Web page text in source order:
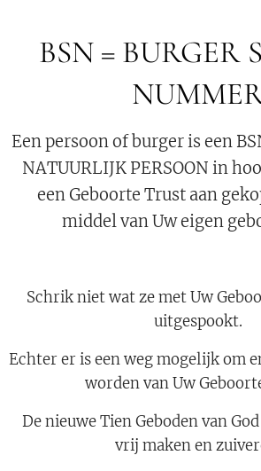
BSN = BURGER
Een persoon of burger is een
NATUURLIJK PERSOON in
een Geboorte Trust aan
middel van Uw eigen
Schrik niet wat ze met Uw
uitgespookt.
Echter er is een weg mogelijk om
worden van Uw
De nieuwe Tien Geboden van
vrij maken en